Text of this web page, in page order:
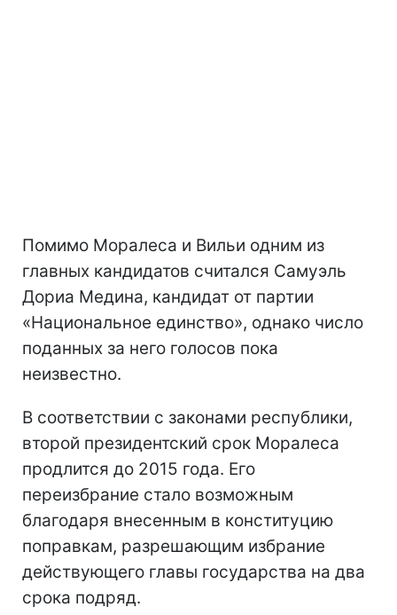
Помимо Моралеса и Вильи одним из
главных кандидатов считался Самуэль
Дориа Медина, кандидат от партии
«Национальное единство», однако число
поданных за него голосов пока
неизвестно.
В соответствии с законами республики,
второй президентский срок Моралеса
продлится до 2015 года. Его
переизбрание стало возможным
благодаря внесенным в конституцию
поправкам, разрешающим избрание
действующего главы государства на два
срока подряд.